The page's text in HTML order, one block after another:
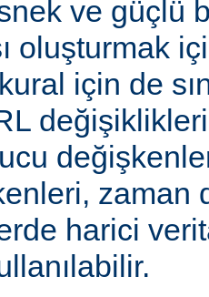
ve güçlü
oluşturmak
için de
zaman
harici